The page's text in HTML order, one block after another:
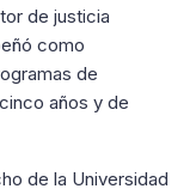
de justicia
como
de
años y de
de la Universidad